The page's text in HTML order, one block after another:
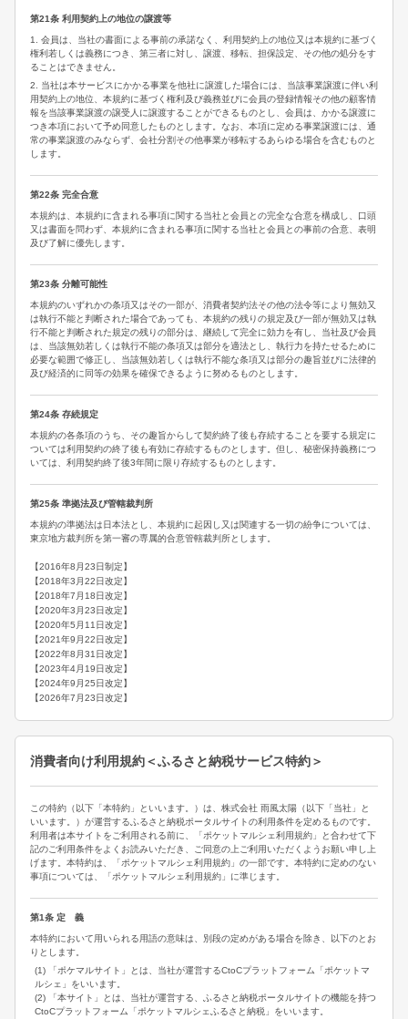
第21条 利用契約上の地位の譲渡等
1. 会員は、当社の書面による事前の承諾なく、利用契約上の地位又は本規約に基づく
権利若しくは義務につき、第三者に対し、譲渡、移転、担保設定、その他の処分をす
ることはできません。
2. 当社は本サービスにかかる事業を他社に譲渡した場合には、当該事業譲渡に伴い利
用契約上の地位、本規約に基づく権利及び義務並びに会員の登録情報その他の顧客情
報を当該事業譲渡の譲受人に譲渡することができるものとし、会員は、かかる譲渡に
つき本項において予め同意したものとします。なお、本項に定める事業譲渡には、通
常の事業譲渡のみならず、会社分割その他事業が移転するあらゆる場合を含むものと
します。
第22条 完全合意
本規約は、本規約に含まれる事項に関する当社と会員との完全な合意を構成し、口頭
又は書面を問わず、本規約に含まれる事項に関する当社と会員との事前の合意、表明
及び了解に優先します。
第23条 分離可能性
本規約のいずれかの条項又はその一部が、消費者契約法その他の法令等により無効又
は執行不能と判断された場合であっても、本規約の残りの規定及び一部が無効又は執
行不能と判断された規定の残りの部分は、継続して完全に効力を有し、当社及び会員
は、当該無効若しくは執行不能の条項又は部分を適法とし、執行力を持たせるために
必要な範囲で修正し、当該無効若しくは執行不能な条項又は部分の趣旨並びに法律的
及び経済的に同等の効果を確保できるように努めるものとします。
第24条 存続規定
本規約の各条項のうち、その趣旨からして契約終了後も存続することを要する規定に
ついては利用契約の終了後も有効に存続するものとします。但し、秘密保持義務につ
いては、利用契約終了後3年間に限り存続するものとします。
第25条 準拠法及び管轄裁判所
本規約の準拠法は日本法とし、本規約に起因し又は関連する一切の紛争については、
東京地方裁判所を第一審の専属的合意管轄裁判所とします。
【2016年8月23日制定】
【2018年3月22日改定】
【2018年7月18日改定】
【2020年3月23日改定】
【2020年5月11日改定】
【2021年9月22日改定】
【2022年8月31日改定】
【2023年4月19日改定】
【2024年9月25日改定】
【2026年7月23日改定】
消費者向け利用規約＜ふるさと納税サービス特約＞
この特約（以下「本特約」といいます。）は、株式会社 雨風太陽（以下「当社」と
いいます。）が運営するふるさと納税ポータルサイトの利用条件を定めるものです。
利用者は本サイトをご利用される前に、「ポケットマルシェ利用規約」と合わせて下
記のご利用条件をよくお読みいただき、ご同意の上ご利用いただくようお願い申し上
げます。本特約は、「ポケットマルシェ利用規約」の一部です。本特約に定めのない
事項については、「ポケットマルシェ利用規約」に準じます。
第1条 定 義
本特約において用いられる用語の意味は、別段の定めがある場合を除き、以下のとお
りとします。
(1) 「ポケマルサイト」とは、当社が運営するCtoCプラットフォーム「ポケットマ
ルシェ」をいいます。
(2) 「本サイト」とは、当社が運営する、ふるさと納税ポータルサイトの機能を持つ
CtoCプラットフォーム「ポケットマルシェふるさと納税」をいいます。